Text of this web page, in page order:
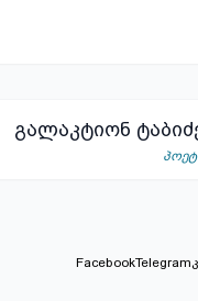
გალაკტიონ
FacebookTelegram